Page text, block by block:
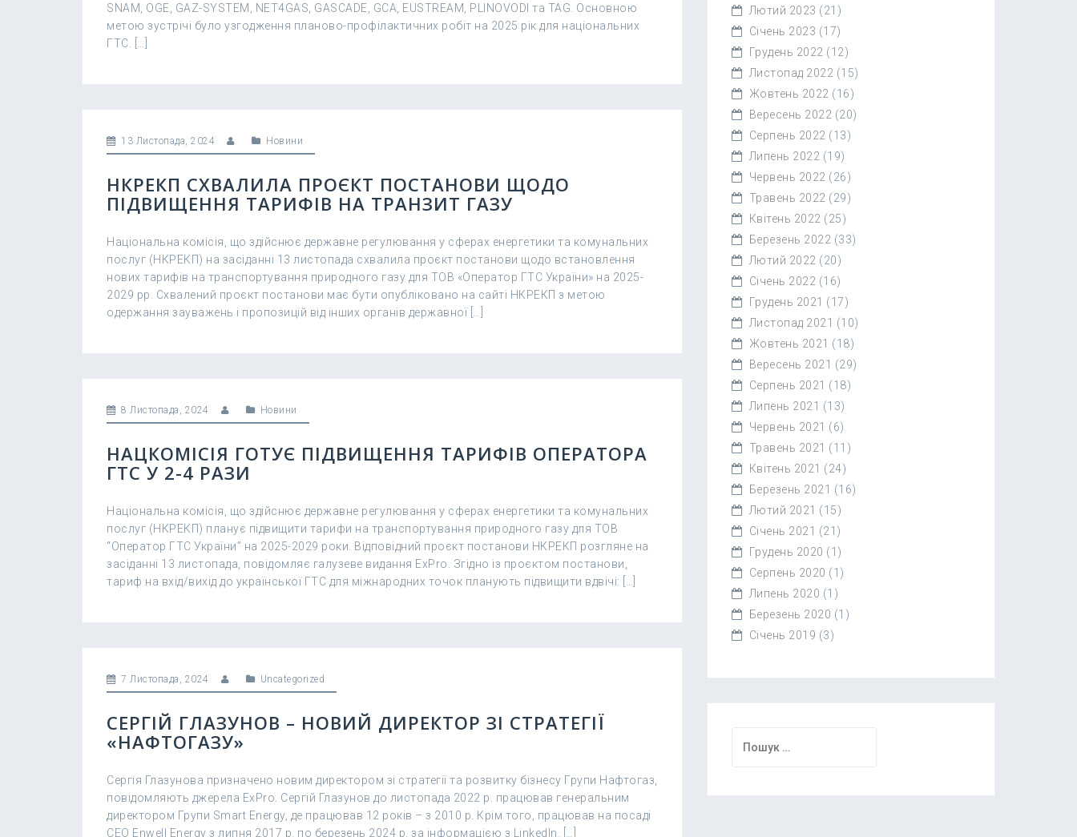
SNAM, OGE, GAZ-SYSTEM, NET4GAS, GASCADE, GCA, EUSTREAM, PLINOVODI та TAG. Основною
метою зустрічі було узгодження планово-профілактичних робіт на 2025 рік для національних
ГТС. […]
13 Листопада, 2024 Новини
НКРЕКП СХВАЛИЛА ПРОЄКТ ПОСТАНОВИ ЩОДО
ПІДВИЩЕННЯ ТАРИФІВ НА ТРАНЗИТ ГАЗУ
Національна комісія, що здійснює державне регулювання у сферах енергетики та комунальних
послуг (НКРЕКП) на засіданні 13 листопада схвалила проєкт постанови щодо встановлення
нових тарифів на транспортування природного газу для ТОВ «Оператор ГТС України» на 2025-
2029 рр. Схвалений проєкт постанови має бути опубліковано на сайті НКРЕКП з метою
одержання зауважень і пропозицій від інших органів державної […]
8 Листопада, 2024 Новини
НАЦКОМІСІЯ ГОТУЄ ПІДВИЩЕННЯ ТАРИФІВ ОПЕРАТОРА
ГТС У 2-4 РАЗИ
Національна комісія, що здійснює державне регулювання у сферах енергетики та комунальних
послуг (НКРЕКП) планує підвищити тарифи на транспортування природного газу для ТОВ
“Оператор ГТС України” на 2025-2029 роки. Відповідний проєкт постанови НКРЕКП розгляне на
засіданні 13 листопада, повідомляє галузеве видання ExPro. Згідно із проєктом постанови,
тариф на вхід/вихід до української ГТС для міжнародних точок планують підвищити вдвічі: […]
7 Листопада, 2024 Uncategorized
СЕРГІЙ ГЛАЗУНОВ – НОВИЙ ДИРЕКТОР ЗІ СТРАТЕГІЇ
«НАФТОГАЗУ»
Сергія Глазунова призначено новим директором зі стратегії та розвитку бізнесу Групи Нафтогаз,
повідомляють джерела ExPro. Сергій Глазунов до листопада 2022 р. працював генеральним
директором Групи Smart Energy, де працював 12 років – з 2010 р. Крім того, працював на посаді
CEO Enwell Energy з липня 2017 р. по березень 2024 р, за інформацією з LinkedIn. […]
Лютий 2023 (21)
Січень 2023 (17)
Грудень 2022 (12)
Листопад 2022 (15)
Жовтень 2022 (16)
Вересень 2022 (20)
Серпень 2022 (13)
Липень 2022 (19)
Червень 2022 (26)
Травень 2022 (29)
Квітень 2022 (25)
Березень 2022 (33)
Лютий 2022 (20)
Січень 2022 (16)
Грудень 2021 (17)
Листопад 2021 (10)
Жовтень 2021 (18)
Вересень 2021 (29)
Серпень 2021 (18)
Липень 2021 (13)
Червень 2021 (6)
Травень 2021 (11)
Квітень 2021 (24)
Березень 2021 (16)
Лютий 2021 (15)
Січень 2021 (21)
Грудень 2020 (1)
Серпень 2020 (1)
Липень 2020 (1)
Березень 2020 (1)
Січень 2019 (3)